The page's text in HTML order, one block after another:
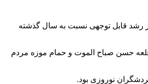
رشد قابل توجهی نسبت به سال گذشته
قلعه حسن صباح الموت و حمام موزه مردم
نوروزی بود.